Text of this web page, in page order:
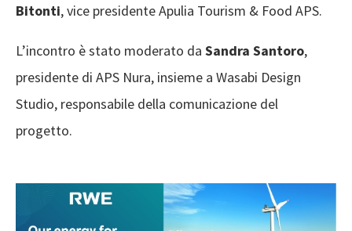
Bitonti, vice presidente Apulia Tourism & Food APS.
L’incontro è stato moderato da Sandra Santoro,
presidente di APS Nura, insieme a Wasabi Design
Studio, responsabile della comunicazione del
progetto.